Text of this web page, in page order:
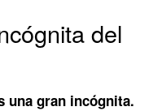
del
una gran incógnita.